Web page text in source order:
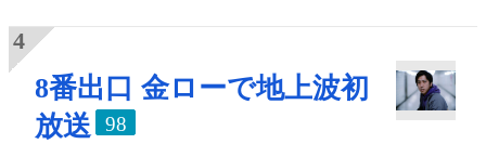
8番出口 金ローで地上波初
放送
98